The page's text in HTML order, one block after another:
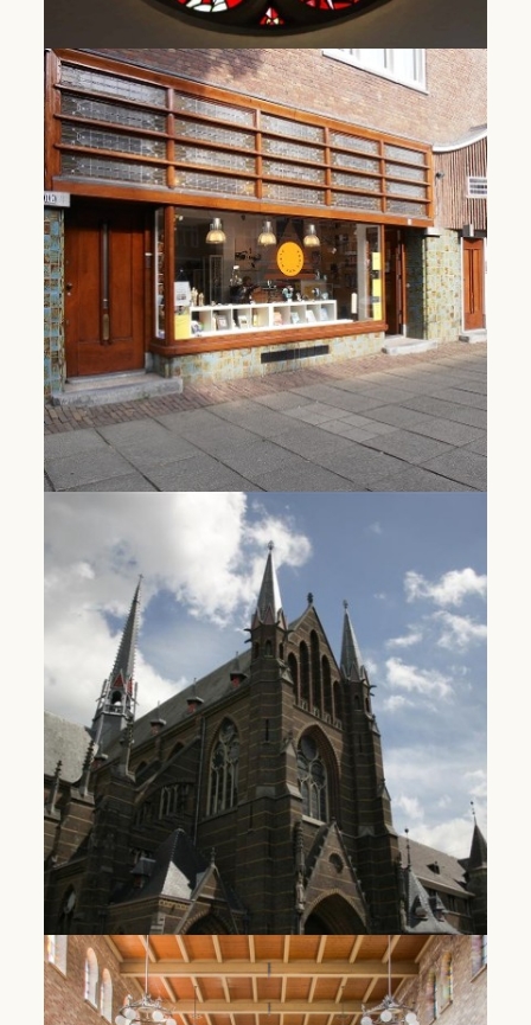
Fonds Dominicaanse bijdragen
Dominican Contributions Fund
Lees Meer
Plein van Siena | Amsterdam
In plek in de Rivierenbuurt waar mensen op
adem komen en inspiratie opdoen.
Lees Meer
Dominicanen klooster Zwolle